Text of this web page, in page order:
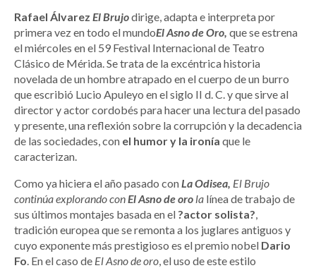
Rafael Álvarez El Brujodirige, adapta e interpreta por
primera vez en todo el mundoEl Asno de Oro, que se estrena
el miércoles en el 59 Festival Internacional de Teatro
Clásico de Mérida. Se trata de la excéntrica historia
novelada de un hombre atrapado en el cuerpo de un burro
que escribió Lucio Apuleyo en el siglo II d. C. y que sirve al
director y actor cordobés para hacer una lectura del pasado
y presente, una reflexión sobre la corrupción y la decadencia
de las sociedades, con el humor y la ironía que le
caracterizan.
Como ya hiciera el año pasado con La Odisea, El Brujo
continúa explorando con El Asno de oro la línea de trabajo de
sus últimos montajes basada en el ?actor solista?
tradición europea que se remonta a los juglares antiguos y
cuyo exponente más prestigioso es el premio nobel Dario
Fo . En el caso de El Asno de oro , el uso de este estilo